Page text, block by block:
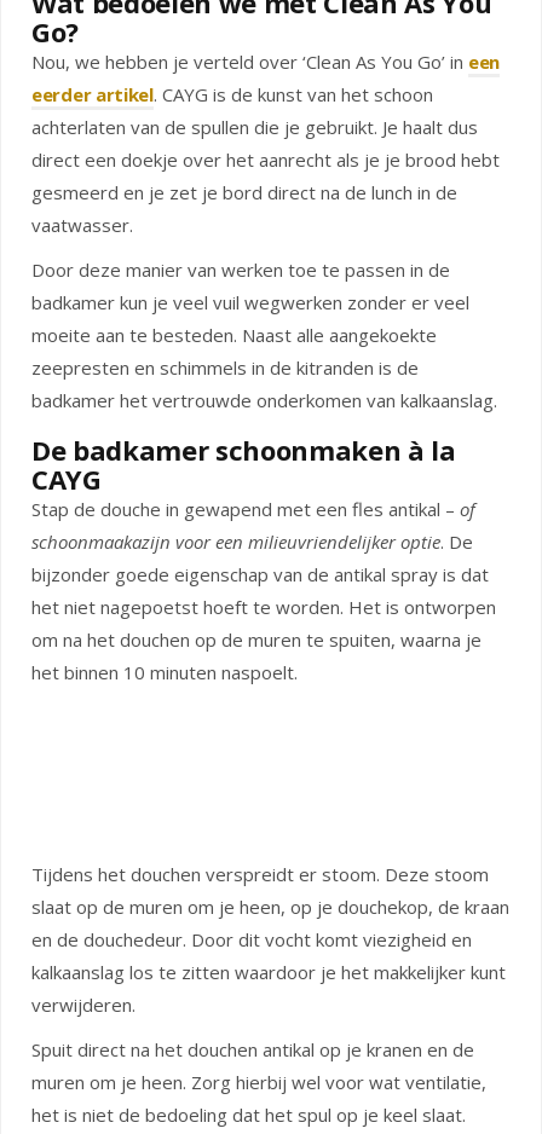
Go?
Nou, we hebben je verteld over ‘Clean As You Go’ in een
eerder artikel. CAYG is de kunst van het schoon
achterlaten van de spullen die je gebruikt. Je haalt dus
direct een doekje over het aanrecht als je je brood hebt
gesmeerd en je zet je bord direct na de lunch in de
vaatwasser.
Door deze manier van werken toe te passen in de
badkamer kun je veel vuil wegwerken zonder er veel
moeite aan te besteden. Naast alle aangekoekte
zeepresten en schimmels in de kitranden is de
badkamer het vertrouwde onderkomen van kalkaanslag.
De badkamer schoonmaken à la
CAYG
Stap de douche in gewapend met een fles antikal – of
schoonmaakazijn voor een milieuvriendelijker optie. De
bijzonder goede eigenschap van de antikal spray is dat
het niet nagepoetst hoeft te worden. Het is ontworpen
om na het douchen op de muren te spuiten, waarna je
het binnen 10 minuten naspoelt.
Tijdens het douchen verspreidt er stoom. Deze stoom
slaat op de muren om je heen, op je douchekop, de kraan
en de douchedeur. Door dit vocht komt viezigheid en
kalkaanslag los te zitten waardoor je het makkelijker kunt
verwijderen.
Spuit direct na het douchen antikal op je kranen en de
muren om je heen. Zorg hierbij wel voor wat ventilatie,
het is niet de bedoeling dat het spul op je keel slaat.